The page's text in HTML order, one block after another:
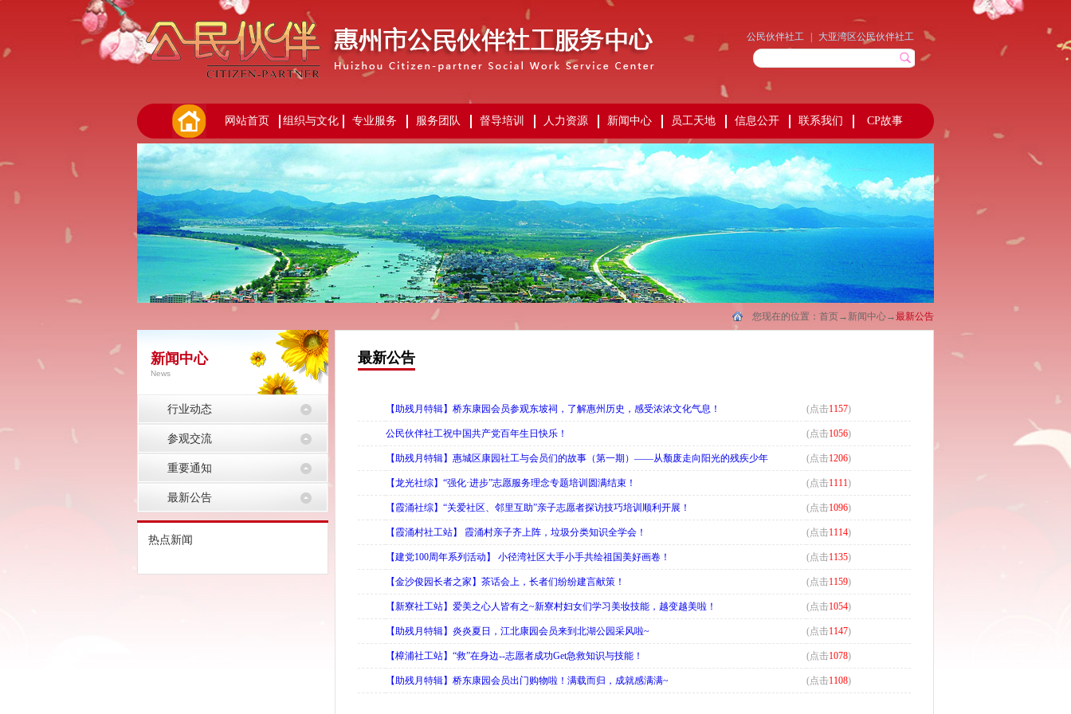
公民伙伴社工 大亚湾区公民伙伴社工
网站首页 组织与文化 专业服务 服务团队 督导培训 人力资源 新闻中心 员工天地 信息公开 联系我们 CP故事
您现在的位置： 首页→ 新闻中心→最新公告
新闻中心
News
行业动态
参观交流
重要通知
最新公告
热点新闻
最新公告
【助残月特辑】桥东康园会员参观东坡祠，了解惠州历史，感受浓浓文化气息！ (点击1157)
公民伙伴社工祝中国共产党百年生日快乐！ (点击1056)
【助残月特辑】惠城区康园社工与会员们的故事（第一期）——从颓废走向阳光的残疾少年 (点击1206)
【龙光社综】“强化·进步”志愿服务理念专题培训圆满结束！ (点击1111)
【霞涌社综】“关爱社区、邻里互助”亲子志愿者探访技巧培训顺利开展！ (点击1096)
【霞涌村社工站】 霞涌村亲子齐上阵，垃圾分类知识全学会！ (点击1114)
【建党100周年系列活动】 小径湾社区大手小手共绘祖国美好画卷！ (点击1135)
【金沙俊园长者之家】茶话会上，长者们纷纷建言献策！ (点击1159)
【新寮社工站】爱美之心人皆有之~新寮村妇女们学习美妆技能，越变越美啦！ (点击1054)
【助残月特辑】炎炎夏日，江北康园会员来到北湖公园采风啦~ (点击1147)
【樟浦社工站】“救”在身边--志愿者成功Get急救知识与技能！ (点击1078)
【助残月特辑】桥东康园会员出门购物啦！满载而归，成就感满满~ (点击1108)